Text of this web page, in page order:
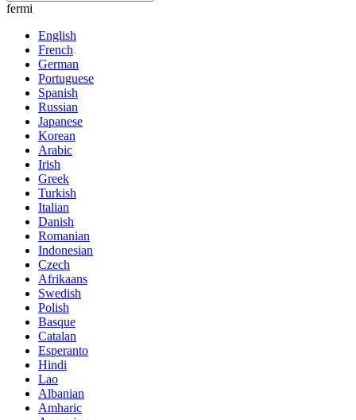
fermi
English
French
German
Portuguese
Spanish
Russian
Japanese
Korean
Arabic
Irish
Greek
Turkish
Italian
Danish
Romanian
Indonesian
Czech
Afrikaans
Swedish
Polish
Basque
Catalan
Esperanto
Hindi
Lao
Albanian
Amharic